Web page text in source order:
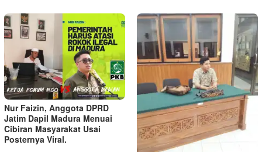
Nur Faizin, Anggota DPRD
Jatim Dapil Madura Menuai
Cibiran Masyarakat Usai
Posternya Viral.